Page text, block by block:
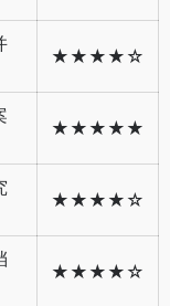
★★★★☆
★★★★★
★★★★☆
★★★★☆